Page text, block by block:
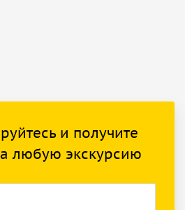
и получите
любую экскурсию